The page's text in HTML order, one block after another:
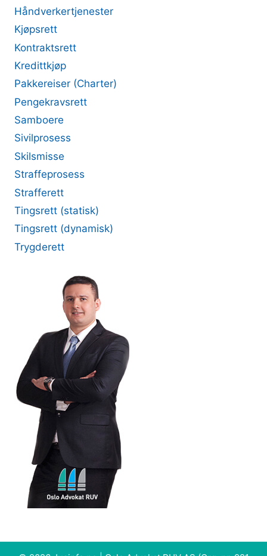
Håndverkertjenester
Kjøpsrett
Kontraktsrett
Kredittkjøp
Pakkereiser (Charter)
Pengekravsrett
Samboere
Sivilprosess
Skilsmisse
Straffeprosess
Strafferett
Tingsrett (statisk)
Tingsrett (dynamisk)
Trygderett